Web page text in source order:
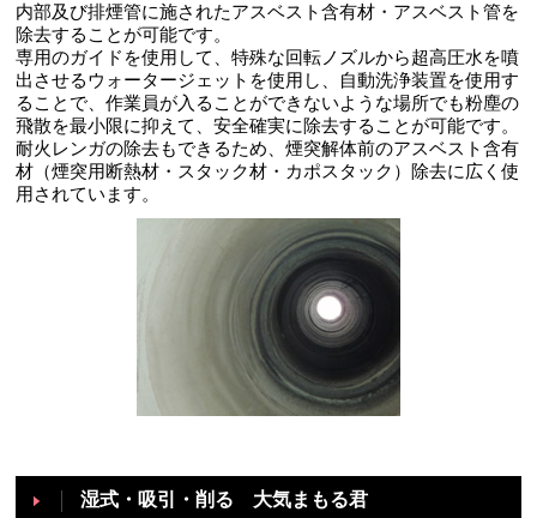
内部及び排煙管に施されたアスベスト含有材・アスベスト管を
除去することが可能です。
専用のガイドを使用して、特殊な回転ノズルから超高圧水を噴
出させるウォータージェットを使用し、自動洗浄装置を使用す
ることで、作業員が入ることができないような場所でも粉塵の
飛散を最小限に抑えて、安全確実に除去することが可能です。
耐火レンガの除去もできるため、煙突解体前のアスベスト含有
材（煙突用断熱材・スタック材・カポスタック）除去に広く使
用されています。
湿式・吸引・削る 大気まもる君